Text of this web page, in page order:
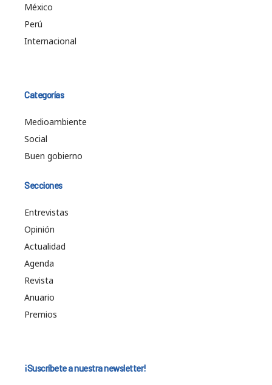
México
Perú
Internacional
Categorías
Medioambiente
Social
Buen gobierno
Secciones
Entrevistas
Opinión
Actualidad
Agenda
Revista
Anuario
Premios
¡Suscríbete a nuestra newsletter!